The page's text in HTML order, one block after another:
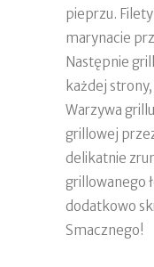
pieprzu.
marynacie
Następnie
każdej
Warzywa
grillowej
delikatnie
grillowanego
dodatkowo
Smacznego!